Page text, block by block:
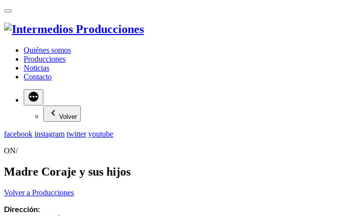
Quiénes somos
Producciones
Noticias
Contacto
Más
Volver
facebook instagram twitter youtube
ON/
Madre Coraje y sus hijos
Volver a Producciones
Dirección: